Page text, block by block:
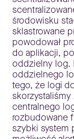
środowisku
sklastrowane
powodował
do aplikacji,
oddzielny log.
oddzielnego
tego, że logi
centralnego
rozbudowane
szybki system